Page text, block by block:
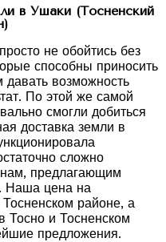
в Ушаки (Тосненский
не обойтись без
способны приносить
возможность
По этой же самой
смогли добиться
доставка земли в
сложно
нам, предлагающим
Наша цена на
районе, а
и Тосненском
предложения.